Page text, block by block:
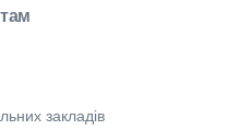
закладів